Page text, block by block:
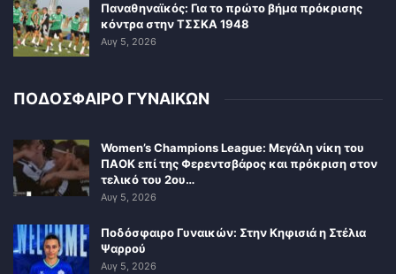
Παναθηναϊκός: Για το πρώτο βήμα πρόκρισης
κόντρα στην ΤΣΣΚΑ 1948
Αυγ 5, 2026
ΠΟΔΟΣΦΑΙΡΟ ΓΥΝΑΙΚΩΝ
Women’s Champions League: Μεγάλη νίκη του
ΠΑΟΚ επί της Φερεντσβάρος και πρόκριση στον
τελικό του 2ου…
Αυγ 5, 2026
Ποδόσφαιρο Γυναικών: Στην Κηφισιά η Στέλια
Ψαρρού
Αυγ 5, 2026